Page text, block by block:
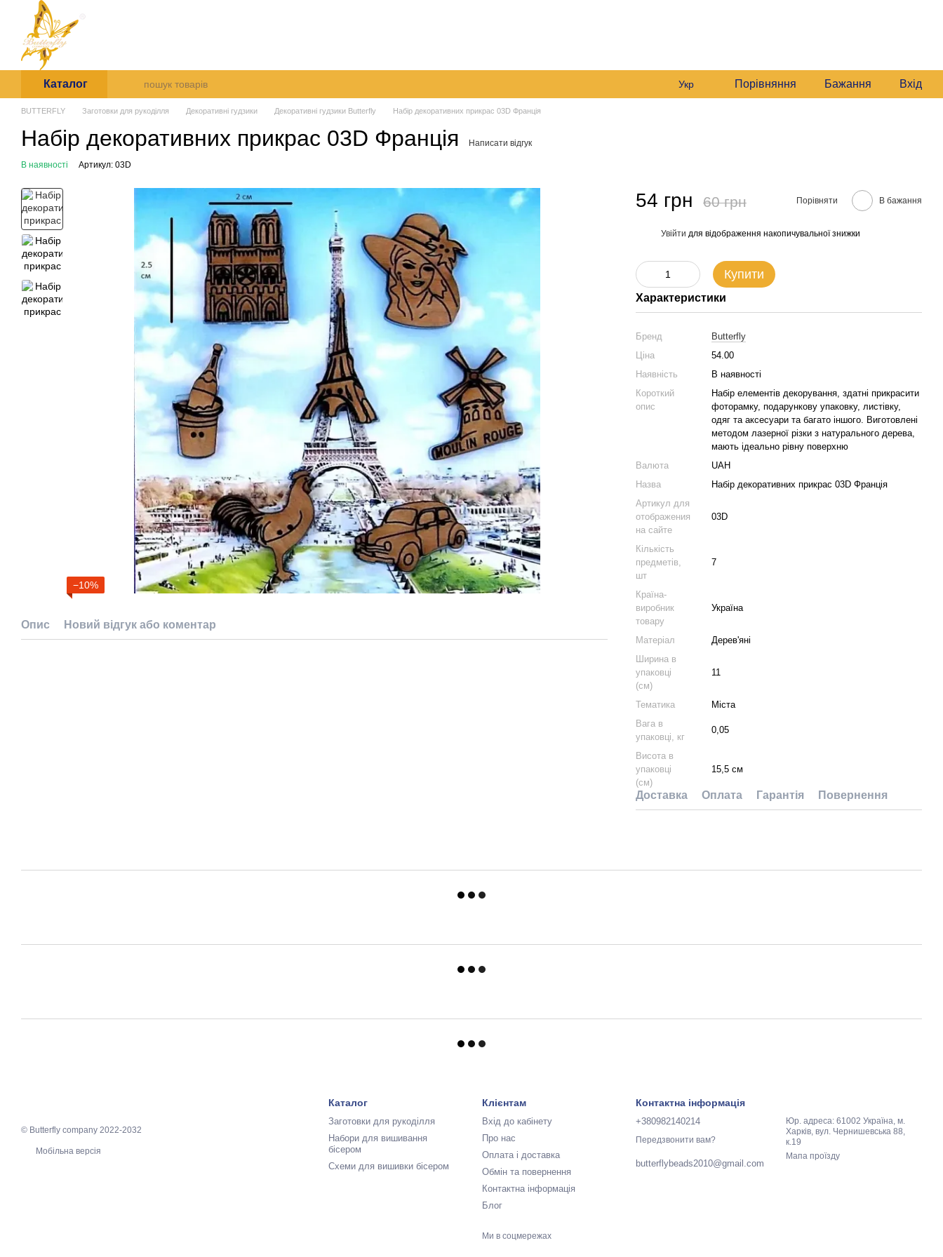
Перейти до основного контенту
Каталог Укр Порівняння Бажання Вхід
BUTTERFLY Заготовки для рукоділля Декоративні гудзики Декоративні гудзики Butterfly Набір декоративних прикрас 03D Франція
Набір декоративних прикрас 03D Франція Написати відгук
В наявності Артикул: 03D
−10%
Опис Новий відгук або коментар
54 грн 60 грн Порівняти В бажання
Увійти для відображення накопичувальної знижки
Купити
Характеристики
Бренд
Butterfly
Ціна
54.00
Наявність
В наявності
Короткий
опис
Набір елементів декорування, здатні прикрасити
фоторамку, подарункову упаковку, листівку,
одяг та аксесуари та багато іншого. Виготовлені
методом лазерної різки з натурального дерева,
мають ідеально рівну поверхню
Валюта
UAH
Назва
Набір декоративних прикрас 03D Франція
Артикул для
отображения
на сайте
03D
Кількість
предметів,
шт
7
Країна-
виробник
товару
Україна
Матеріал
Дерев'яні
Ширина в
упаковці
(см)
11
Тематика
Міста
Вага в
упаковці, кг
0,05
Висота в
упаковці
(см)
15,5 см
Доставка Оплата Гарантія Повернення
© Butterfly company 2022-2032
Мобільна версія
Каталог
Заготовки для рукоділля
Набори для вишивання
бісером
Схеми для вишивки бісером
Клієнтам
Вхід до кабінету
Про нас
Оплата і доставка
Обмін та повернення
Контактна інформація
Блог
Ми в соцмережах
Контактна інформація
+380982140214
Передзвонити вам?
butterflybeads2010@gmail.com
Юр. адреса: 61002 Україна, м.
Харків, вул. Чернишевська 88,
к.19
Мапа проїзду